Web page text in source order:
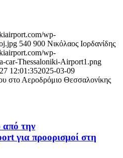
wp-
540 900 Νικόλαος Ιορδανίδης
wp-
car-Thessaloniki-Airport1.png
12:01:352025-03-09
στο Αεροδρόμιο Θεσσαλονίκης
από την
για προορισμοί στη